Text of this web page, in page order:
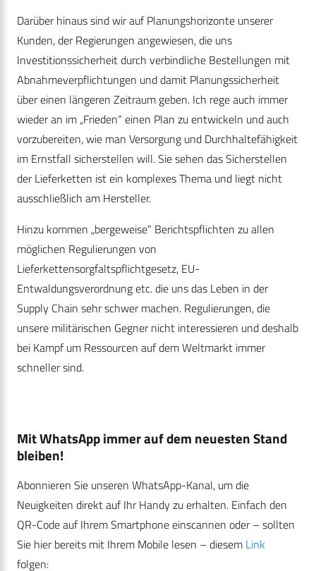
Darüber hinaus sind wir auf Planungshorizonte unserer
Kunden, der Regierungen angewiesen, die uns
Investitionssicherheit durch verbindliche Bestellungen mit
Abnahmeverpflichtungen und damit Planungssicherheit
über einen längeren Zeitraum geben. Ich rege auch immer
wieder an im „Frieden“ einen Plan zu entwickeln und auch
vorzubereiten, wie man Versorgung und Durchhaltefähigkeit
im Ernstfall sicherstellen will. Sie sehen das Sicherstellen
der Lieferketten ist ein komplexes Thema und liegt nicht
ausschließlich am Hersteller.
Hinzu kommen „bergeweise“ Berichtspflichten zu allen
möglichen Regulierungen von
Lieferkettensorgfaltspflichtgesetz, EU-
Entwaldungsverordnung etc. die uns das Leben in der
Supply Chain sehr schwer machen. Regulierungen, die
unsere militärischen Gegner nicht interessieren und deshalb
bei Kampf um Ressourcen auf dem Weltmarkt immer
schneller sind.
Mit WhatsApp immer auf dem neuesten Stand
bleiben!
Abonnieren Sie unseren WhatsApp-Kanal, um die
Neuigkeiten direkt auf Ihr Handy zu erhalten. Einfach den
QR-Code auf Ihrem Smartphone einscannen oder – sollten
Sie hier bereits mit Ihrem Mobile lesen – diesem Link
folgen: